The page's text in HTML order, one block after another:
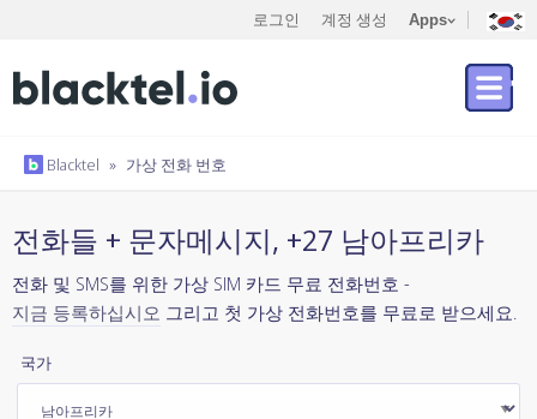
로그인 계정 생성 Apps
Blacktel » 가상 전화 번호
전화들 + 문자메시지, +27 남아프리카
전화 및 SMS를 위한 가상 SIM 카드 무료 전화번호 -
지금 등록하십시오 그리고 첫 가상 전화번호를 무료로 받으세요.
국가